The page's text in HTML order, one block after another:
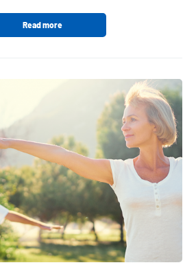
Read more